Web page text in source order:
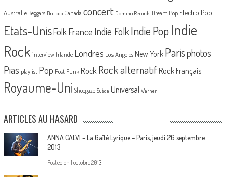
Australie Beggars Britpop Canada concert Domino Records Dream Pop Electro Pop
Etats-UnisFolk France Indie Folk Indie PopIndie
Rock interview Irlande Londres Los Angeles New York Parisphotos
Pias playlist Pop Post Punk Rock Rock alternatif Rock Français
Royaume-Uni Shoegaze Suède Universal Warner
ARTICLES AU HASARD
ANNA CALVI – La Gaîté Lyrique – Paris, jeudi 26 septembre
2013
Posted on 1 octobre 2013